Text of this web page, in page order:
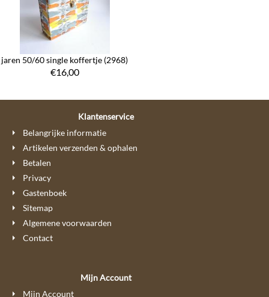
jaren 50/60 single koffertje (2968)
€16,00
Klantenservice
Belangrijke informatie
Artikelen verzenden & ophalen
Betalen
Privacy
Gastenboek
Sitemap
Algemene voorwaarden
Contact
Mijn Account
Mijn Account